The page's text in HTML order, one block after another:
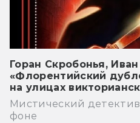
Горан Скробонья,
«Флорентийский
на улицах
Мистический
фоне